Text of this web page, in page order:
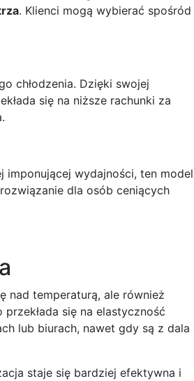
. Klienci mogą wybierać spośród
chłodzenia. Dzięki swojej
się na niższe rachunki za
imponującej wydajności, ten model
dla osób ceniących
nad temperaturą, ale również
się na elastyczność
lub biurach, nawet gdy są z dala
staje się bardziej efektywna i